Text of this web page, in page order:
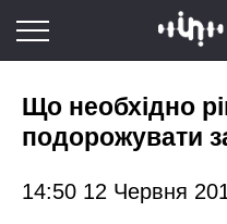
Що необхідно
подорожувати
14:50 12 Червня